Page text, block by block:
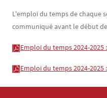
Contenu
Texte
L'emploi du temps de chaque
communiqué avant le début
Emploi du temps 2024-2025
Emploi du temps 2024-2025